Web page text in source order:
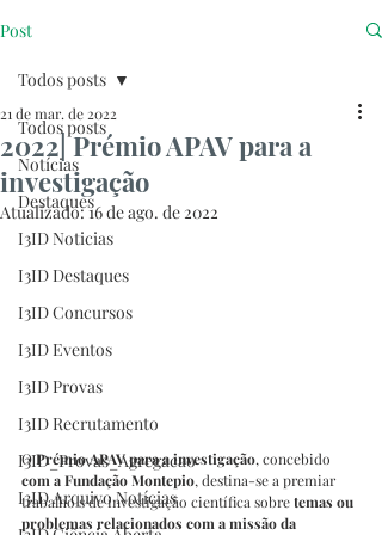
Post
Todos posts
Notícias
Destaques
I3ID Noticias
I3ID Destaques
I3ID Concursos
I3ID Eventos
I3ID Provas
I3ID Recrutamento
I3ID_Provas_Agregacao
I3ID Arquivo Notícias
Todos posts
2022| Prémio APAV para a
investigação
21 de mar. de 2022
Atualizado:16 de ago. de 2022
O Prémio APAV para a investigação, concebido
com a Fundação Montepio, destina-se a premiar
trabalho s de investigação científica sobre temas ou
problemas relacionados com a missão da